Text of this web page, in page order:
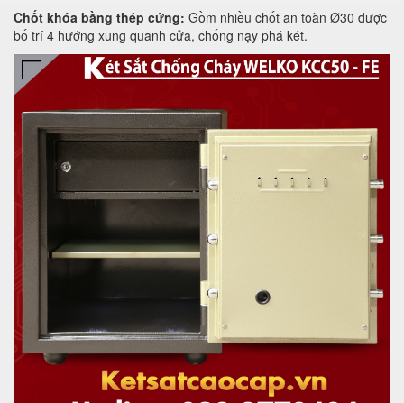
Chốt khóa bằng thép cứng: Gồm nhiều chốt an toàn Ø30 được
bố trí 4 hướng xung quanh cửa, chống nạy phá két.